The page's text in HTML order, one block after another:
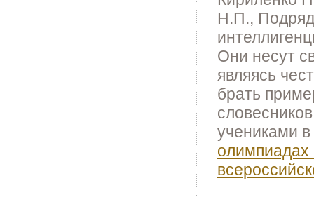
Н.П.,
Они несут
являясь
брать
учениками
олимпиадах